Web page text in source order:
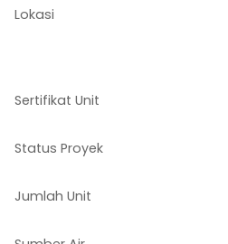
Lokasi
Sertifikat Unit
Status Proyek
Jumlah Unit